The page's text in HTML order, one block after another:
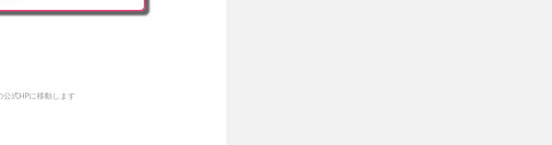
式HPに移動します